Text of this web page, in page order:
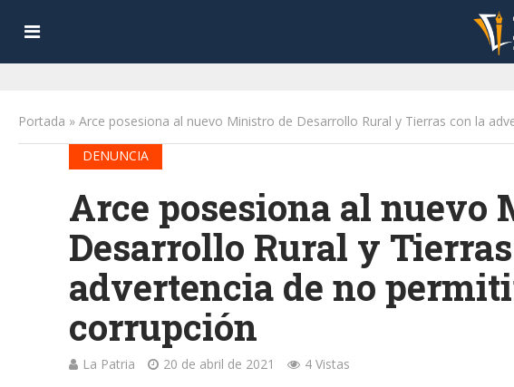
Portada » Arce posesiona al nuevo Ministro de Desarrollo Rural y Tierras con la
DENUNCIA
Arce posesiona al nuevo
Desarrollo Rural y
advertencia de no
corrupción
La Patria 20 de abril de 2021 4 Vistas